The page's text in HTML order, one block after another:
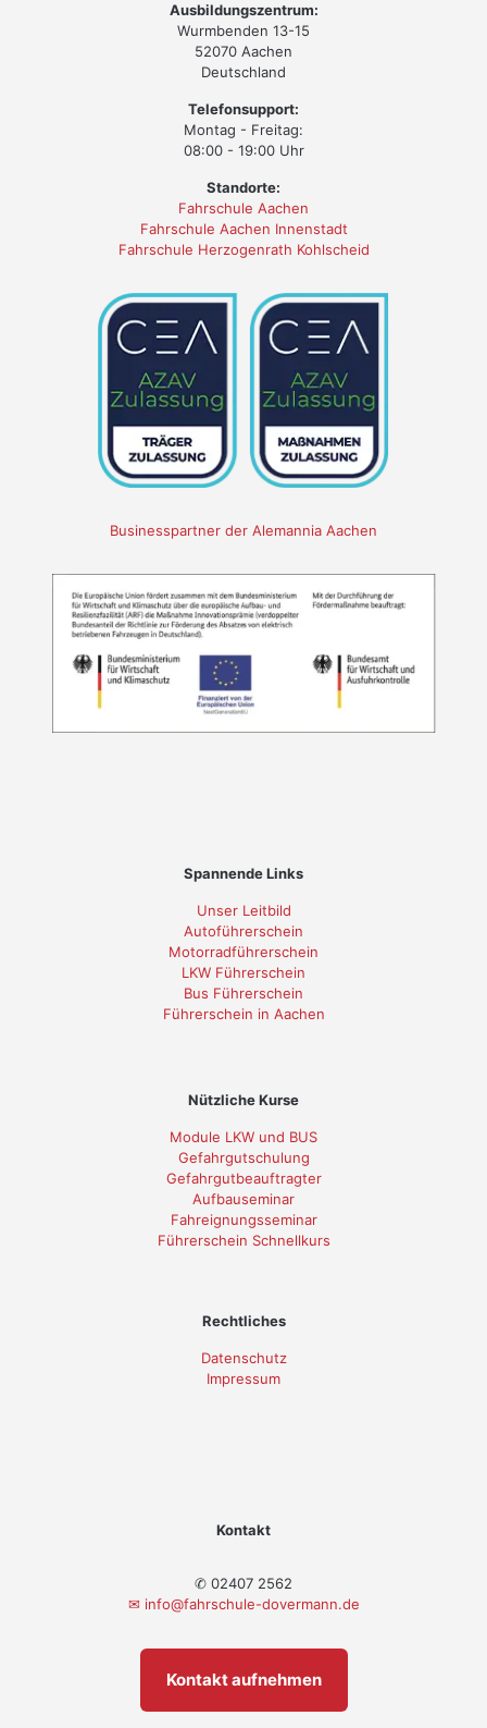
Ausbildungszentrum:
Wurmbenden 13-15
52070 Aachen
Deutschland
Telefonsupport:
Montag - Freitag:
08:00 - 19:00 Uhr
Standorte:
Fahrschule Aachen
Fahrschule Aachen Innenstadt
Fahrschule Herzogenrath Kohlscheid
Businesspartner der Alemannia Aachen
Spannende Links
Unser Leitbild
Autoführerschein
Motorradführerschein
LKW Führerschein
Bus Führerschein
Führerschein in Aachen
Nützliche Kurse
Module LKW und BUS
Gefahrgutschulung
Gefahrgutbeauftragter
Aufbauseminar
Fahreignungsseminar
Führerschein Schnellkurs
Rechtliches
Datenschutz
Impressum
Kontakt
✆ 02407 2562
✉ info@fahrschule-dovermann.de
Kontakt aufnehmen